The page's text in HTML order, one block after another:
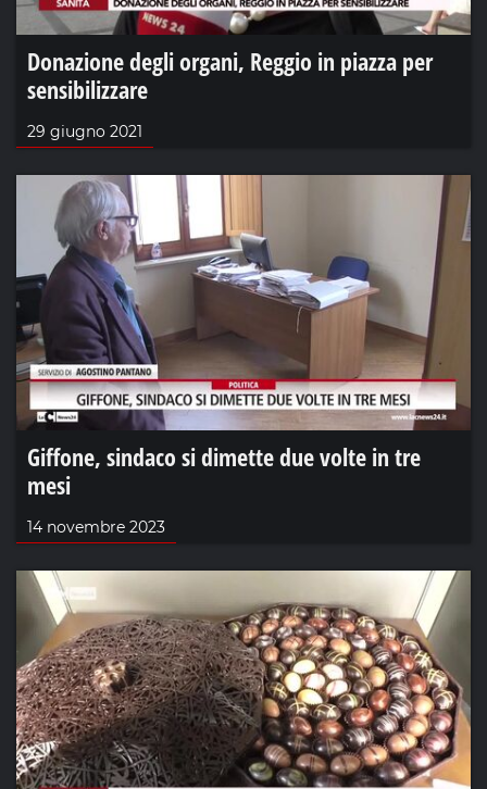
Donazione degli organi, Reggio in piazza per
sensibilizzare
29 giugno 2021
Giffone, sindaco si dimette due volte in tre
mesi
14 novembre 2023